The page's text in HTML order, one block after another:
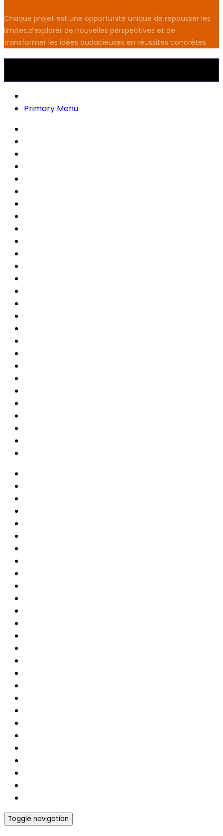
Chaque projet est une opportunité unique de repousser les
limites,d’explorer de nouvelles perspectives et de
transformer les idées audacieuses en réussites concrètes.
Primary Menu
Toggle navigation